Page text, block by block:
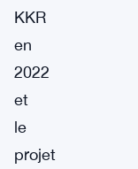
KKR
en
2022
et
le
projet